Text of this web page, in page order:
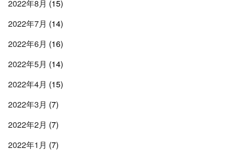
2022年8月 (15)
2022年7月 (14)
2022年6月 (16)
2022年5月 (14)
2022年4月 (15)
2022年3月 (7)
2022年2月 (7)
2022年1月 (7)